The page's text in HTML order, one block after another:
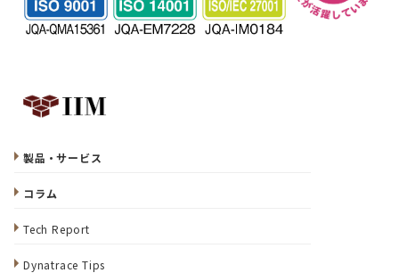
製品・サービス
コラム
Tech Report
Dynatrace Tips